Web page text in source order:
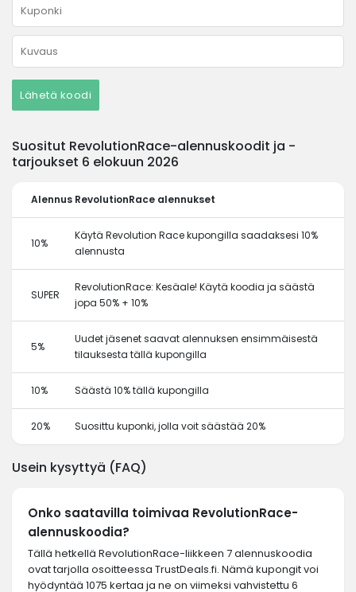
Lähetä koodi
Suositut RevolutionRace-alennuskoodit ja -
tarjoukset 6 elokuun 2026
Alennus RevolutionRace alennukset
10%
Käytä Revolution Race kupongilla saadaksesi 10%
alennusta
SUPER
RevolutionRace: Kesäale! Käytä koodia ja säästä
jopa 50% + 10%
5%
Uudet jäsenet saavat alennuksen ensimmäisestä
tilauksesta tällä kupongilla
10% Säästä 10% tällä kupongilla
20% Suosittu kuponki, jolla voit säästää 20%
Usein kysyttyä (FAQ)
Onko saatavilla toimivaa RevolutionRace-
alennuskoodia?
Tällä hetkellä RevolutionRace-liikkeen 7 alennuskoodia
ovat tarjolla osoitteessa TrustDeals.fi. Nämä kupongit voi
hyödyntää 1075 kertaa ja ne on viimeksi vahvistettu 6